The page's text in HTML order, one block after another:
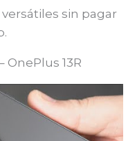
sin pagar
OnePlus 13R